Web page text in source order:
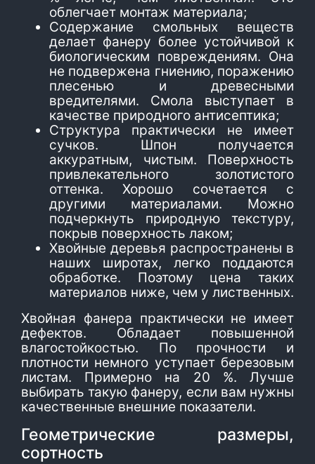
облегчает монтаж материала;
Содержание смольных веществ
делает фанеру более устойчивой к
биологическим повреждениям. Она
не подвержена гниению, поражению
плесенью и древесными
вредителями. Смола выступает в
качестве природного антисептика;
Структура практически не имеет
сучков. Шпон получается
аккуратным, чистым. Поверхность
привлекательного золотистого
оттенка. Хорошо сочетается с
другими материалами. Можно
подчеркнуть природную текстуру,
покрыв поверхность лаком;
Хвойные деревья распространены в
наших широтах, легко поддаются
обработке. Поэтому цена таких
материалов ниже, чем у лиственных.
Хвойная фанера практически не имеет
дефектов. Обладает повышенной
влагостойкостью. По прочности и
плотности немного уступает березовым
листам. Примерно на 20 %. Лучше
выбирать такую фанеру, если вам нужны
качественные внешние показатели.
Геометрические размеры,
сортность